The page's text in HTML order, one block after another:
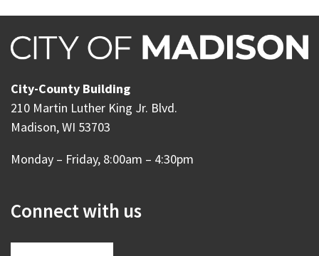
City-County Building
210 Martin Luther King Jr. Blvd.
Madison, WI 53703
Monday – Friday, 8:00am – 4:30pm
Connect with us